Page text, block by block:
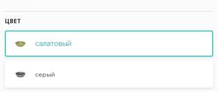
ЦВЕТ
салатовый
серый